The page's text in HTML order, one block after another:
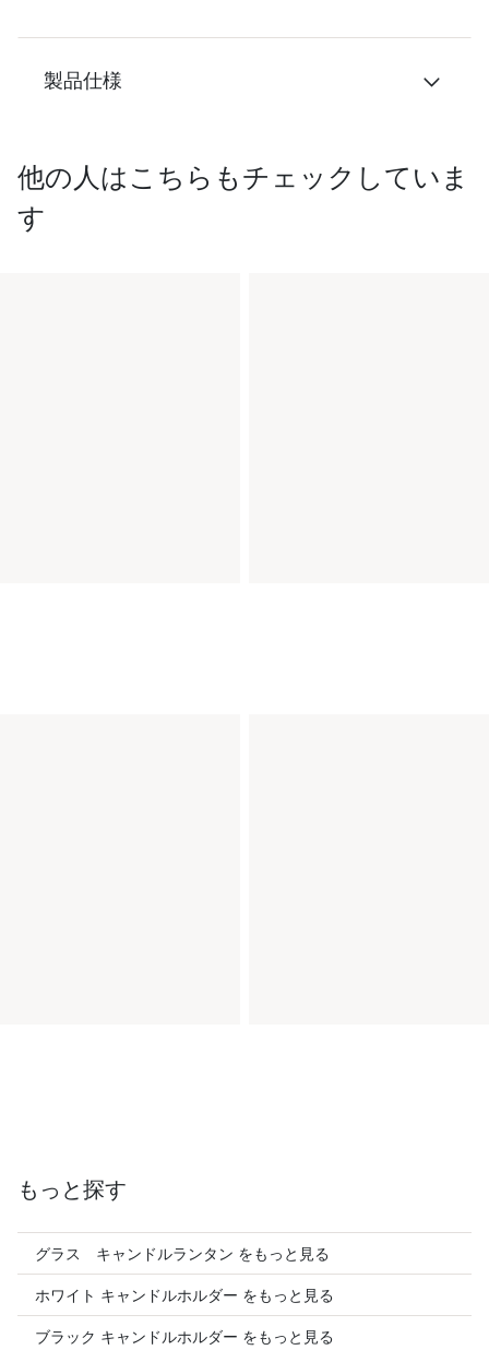
製品仕様
他の人はこちらもチェックしていま
す
もっと探す
グラス キャンドルランタン をもっと見る
ホワイト キャンドルホルダー をもっと見る
ブラック キャンドルホルダー をもっと見る